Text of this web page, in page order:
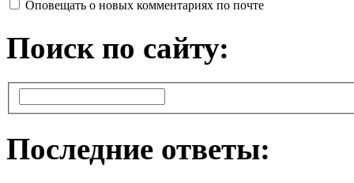
Оповещать о новых комментариях по почте
Поиск по сайту:
Последние ответы: